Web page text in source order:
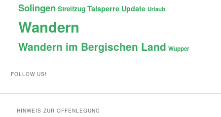
Solingen Streifzug Talsperre Update Urlaub
Wandern
Wandern im Bergischen Land Wupper
FOLLOW US!
HINWEIS ZUR OFFENLEGUNG